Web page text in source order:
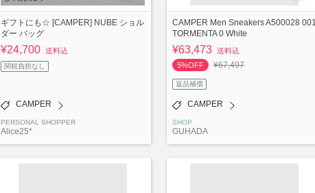
ギフトにも☆ [CAMPER] NUBE ショル
ダー バッグ
¥24,700 送料込
関税負担なし
CAMPER
PERSONAL SHOPPER
Alice25*
CAMPER Men Sneakers A500028 001
TORMENTA 0 White
¥63,473 送料込
5%OFF
¥67,497
返品補償
CAMPER
SHOP
GUHADA